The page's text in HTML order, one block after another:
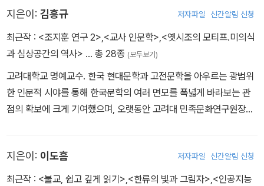
문화재단, 한국전통문화대학, 서울자유시민대학, 삼성전자, 리움미술
관 등 여러 기관에서 교육 프로그램을 기획하거나 자문하고 강의해왔
다. 문체부 및 한국문화예술위원회 온라인플랫폼 ‘인문360도’ 사이
천적 인문공동체 시민행성을 만들고 대표로 활동했다. 미래학교 미지
행을 동료들과 기획했으며 설립을 위한 공동대표를 맡았다. 대안디자
인대학 PaTI에서 가르치며 인문연구소장직을 수행했다. 플라톤아카
데미 펀딩으로 추진되는 전환적 연구교육센터 디자인에 참여했다. 경
희사이버대학에서 미래대학 프로젝트에 책임에디터를 맡아 대학 전
북 프로젝트에 초대편집장을 지냈다. 인천광역시교육청 미래학교 프
지은이: 김흥규 저자파일 신간알림 신청
최근작 : <조지훈 연구 2>,<교사 인문학>,<옛시조의 모티프.미의식
과 심상공간의 역사> … 총 28종 (모두보기)
고려대학교 명예교수. 한국 현대문학과 고전문학을 아우르는 광범위
한 인문적 시야를 통해 한국문학의 여러 면모를 폭넓게 바라보는 관
점의 확보에 크게 기여했으며, 오랫동안 고려대 민족문화연구원장으
계』『한국 현대시를 찾아서』『한국문학의 이해』『조선 후기의 시경론과
시의식』등이 있다.
지은이: 이도흠 저자파일 신간알림 신청
최근작 : <불교, 쉽고 깊게 읽기>,<한류의 빛과 그림자>,<인공지능